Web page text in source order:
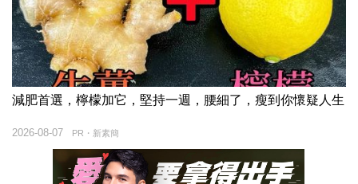
減肥首選，檸檬加它，堅持一週，腰細了，瘦到你懷疑人生
PR・新素簡
2026-08-07